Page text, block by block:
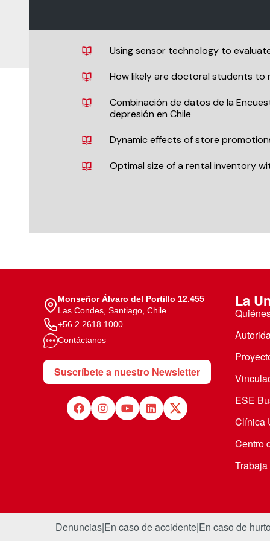
Using sensor technology to
How likely are doctoral students
Combinación de datos de la
depresión en Chile
Dynamic effects of store
Optimal size of a rental inventory
Monseñor Álvaro del Portillo 12.455
Las Condes, Santiago, Chile
+56 2 2618 1000
Contáctanos
Suscríbete a nuestro Newsletter
La
ESE
Clínica
Centro
Denuncias|En caso de accidente|En caso de hurto